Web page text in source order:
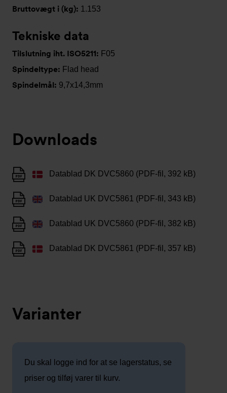
Bruttovægt i (kg): 1.153
Tekniske data
Tilslutning iht. ISO5211: F05
Spindeltype: Flad head
Spindelmål: 9,7x14,3mm
Downloads
Datablad DK DVC5860 (PDF-fil, 392 kB)
Datablad UK DVC5861 (PDF-fil, 343 kB)
Datablad UK DVC5860 (PDF-fil, 382 kB)
Datablad DK DVC5861 (PDF-fil, 357 kB)
Varianter
Du skal logge ind for at se lagerstatus, se
priser og tilføj varer til kurv.